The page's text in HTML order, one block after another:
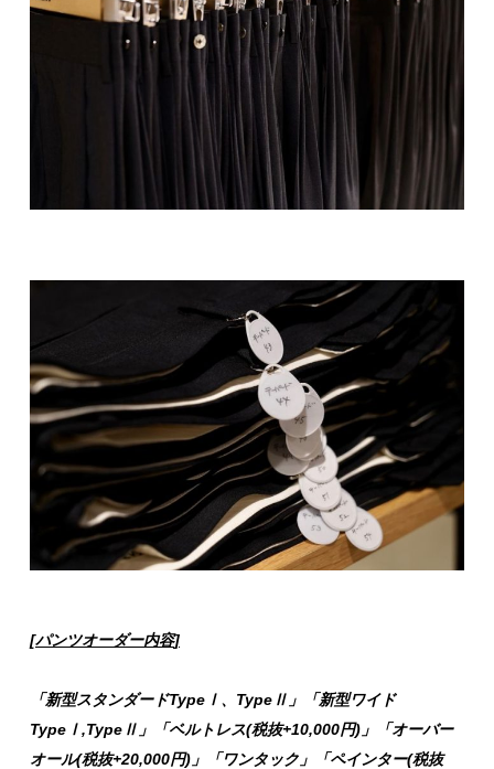
[パンツオーダー内容]
「新型スタンダードTypeⅠ、TypeⅡ」「新型ワイド
TypeⅠ,TypeⅡ」「ベルトレス(税抜+10,000円)」「オーバー
オール(税抜+20,000円)」「ワンタック」「ペインター(税抜